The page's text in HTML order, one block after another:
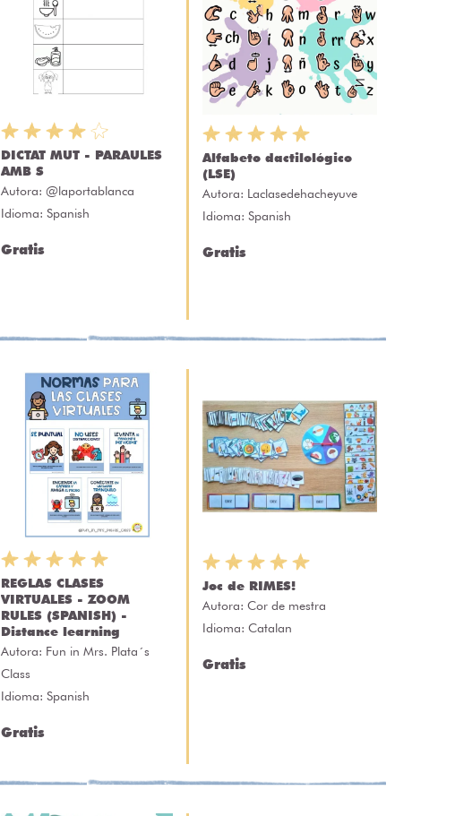
DICTAT MUT - PARAULES
AMB S
Autora: @laportablanca
Idioma: Spanish
Gratis
Alfabeto dactilológico
(LSE)
Autora: Laclasedehacheyuve
Idioma: Spanish
Gratis
REGLAS CLASES
VIRTUALES - ZOOM
RULES (SPANISH) -
Distance learning
Autora: Fun in Mrs. Plata´s
Class
Idioma: Spanish
Gratis
Joc de RIMES!
Autora: Cor de mestra
Idioma: Catalan
Gratis